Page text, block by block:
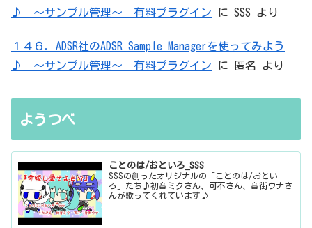
♪ ～サンプル管理～ 有料プラグイン に SSS より
１４６．ADSR社のADSR Sample Managerを使ってみよう
♪ ～サンプル管理～ 有料プラグイン に 匿名 より
ようつべ
ことのは/おといろ_SSS
SSSの創ったオリジナルの「ことのは/おとい
ろ」たち♪初音ミクさん、可不さん、音街ウナさ
んが歌ってくれています♪